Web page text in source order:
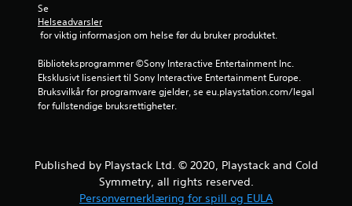
a
1
Se
Helseadvarsler
for viktig informasjon om helse før du bruker produktet.
Biblioteksprogrammer ©Sony Interactive Entertainment Inc.
Eksklusivt lisensiert til Sony Interactive Entertainment Europe.
Bruksvilkår for programvare gjelder, se eu.playstation.com/legal
for fullstendige bruksrettigheter.
Published by Playstack Ltd. © 2020, Playstack and Cold
Symmetry, all rights reserved.
Personvernerklæring for spill og EULA